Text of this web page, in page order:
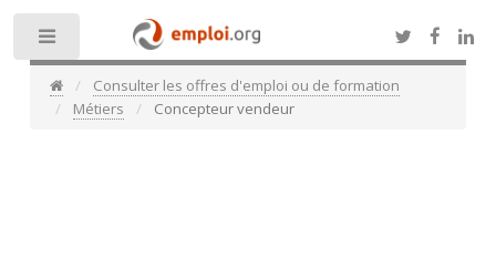
Consulter les offres d'emploi ou de formation
Métiers
Concepteur vendeur
Toggle